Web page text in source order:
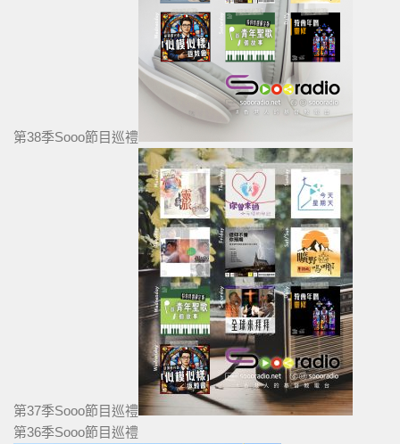
第38季Sooo節目巡禮
第37季Sooo節目巡禮
第36季Sooo節目巡禮